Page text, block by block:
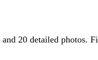
20 detailed photos.